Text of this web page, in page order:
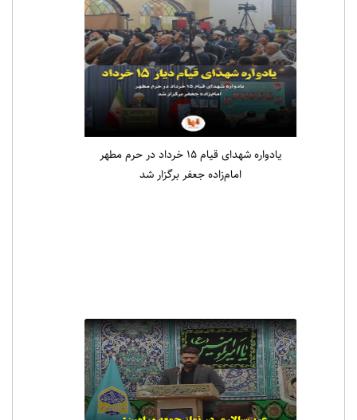
یادواره شهدای قیام ۱۵ خرداد در حرم مطهر
امام‌زاده جعفر برگزار شد